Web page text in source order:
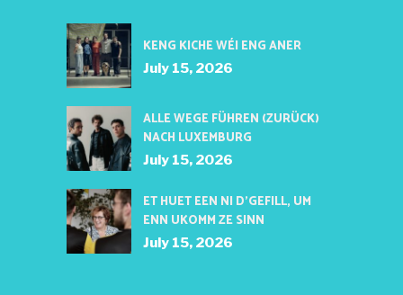
KENG KICHE WÉI ENG ANER
July 15, 2026
ALLE WEGE FÜHREN (ZURÜCK)
NACH LUXEMBURG
July 15, 2026
ET HUET EEN NI D’GEFILL, UM
ENN UKOMM ZE SINN
July 15, 2026